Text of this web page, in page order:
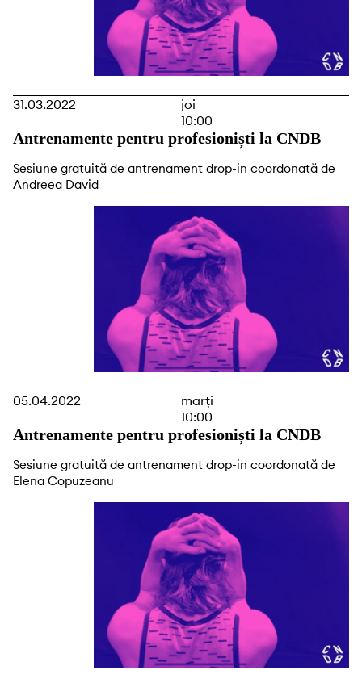
31.03.2022
joi
10:00
Antrenamente pentru profesioniști la CNDB
Sesiune gratuită de antrenament drop-in coordonată de
Andreea David
05.04.2022
marți
10:00
Antrenamente pentru profesioniști la CNDB
Sesiune gratuită de antrenament drop-in coordonată de
Elena Copuzeanu